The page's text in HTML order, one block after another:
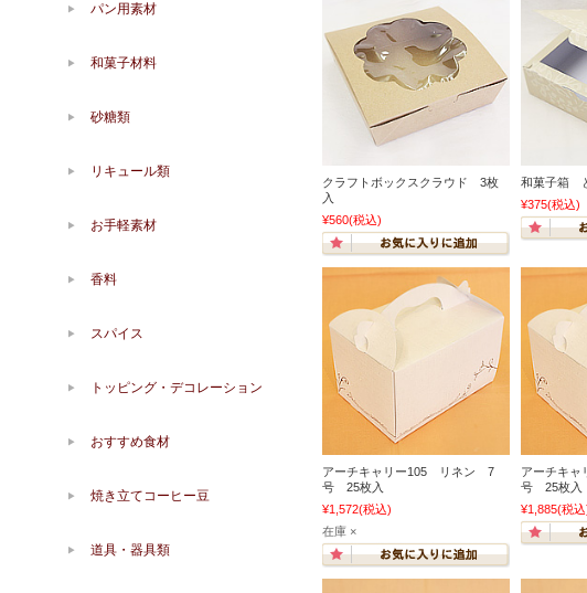
クラフトボックスクラウド 3枚
入
¥560(税込)
和菓子箱
¥375(税込)
アーチキャリー105 リネン 7
号 25枚入
¥1,572(税込)
在庫 ×
アーチキ
号 25枚入
¥1,885(税込
パン用素材
和菓子材料
砂糖類
リキュール類
お手軽素材
香料
スパイス
トッピング・デコレーション
おすすめ食材
焼き立てコーヒー豆
道具・器具類